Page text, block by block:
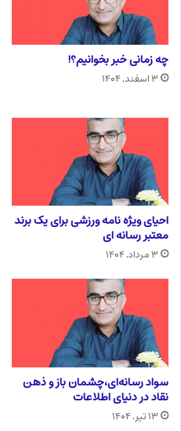
چه زمانی خبر بخوانیم؟!
۳ اسفند, ۱۴۰۴
احیای ویژه نامه ورزشی برای یک برند
معتبر رسانه ای
۳ مرداد, ۱۴۰۴
سواد رسانه‌ای،چشمان باز و ذهن
نقاد در دنیای اطلاعات
۱۳ تیر, ۱۴۰۴